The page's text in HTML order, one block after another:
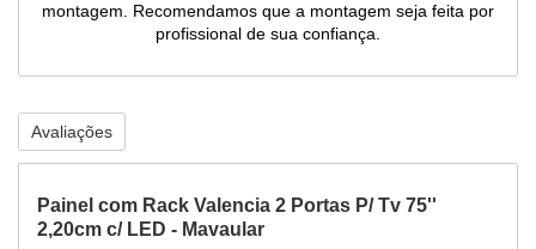
montagem. Recomendamos que a montagem seja feita por
profissional de sua confiança.
Avaliações
Painel com Rack Valencia 2 Portas P/ Tv 75''
2,20cm c/ LED - Mavaular